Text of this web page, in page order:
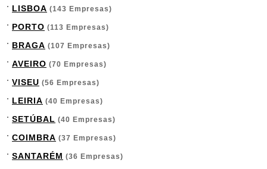
LISBOA (143 Empresas)
PORTO (113 Empresas)
BRAGA (107 Empresas)
AVEIRO (70 Empresas)
VISEU (56 Empresas)
LEIRIA (40 Empresas)
SETÚBAL (40 Empresas)
COIMBRA (37 Empresas)
SANTARÉM (36 Empresas)